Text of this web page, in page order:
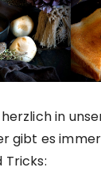
in
gibt es
Tricks: